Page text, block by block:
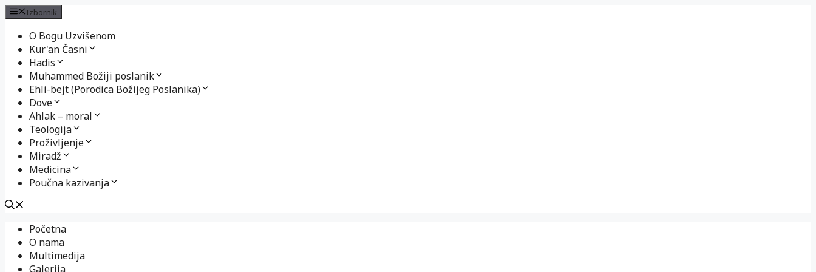
Izbornik
O Bogu Uzvišenom
Kur'an Časni
Hadis
Muhammed Božiji poslanik
Ehli-bejt (Porodica Božijeg Poslanika)
Dove
Ahlak – moral
Teologija
Proživljenje
Miradž
Medicina
Poučna kazivanja
sadržaj
Početna
O nama
Multimedija
Galerija